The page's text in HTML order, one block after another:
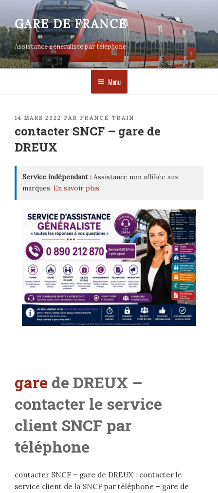
contenu
principal
GARE DE FRANCE
Assistance généraliste par téléphone
Menu
PUBLIÉ
14 MARS 2022 PAR FRANCE TRAIN
contacter SNCF – gare de
DREUX
Service indépendant : Assistance non affiliée aux
marques. En savoir plus
gare de DREUX –
contacter le service
client SNCF par
téléphone
contacter SNCF – gare de DREUX : contacter le
service client de la SNCF par téléphone – gare de